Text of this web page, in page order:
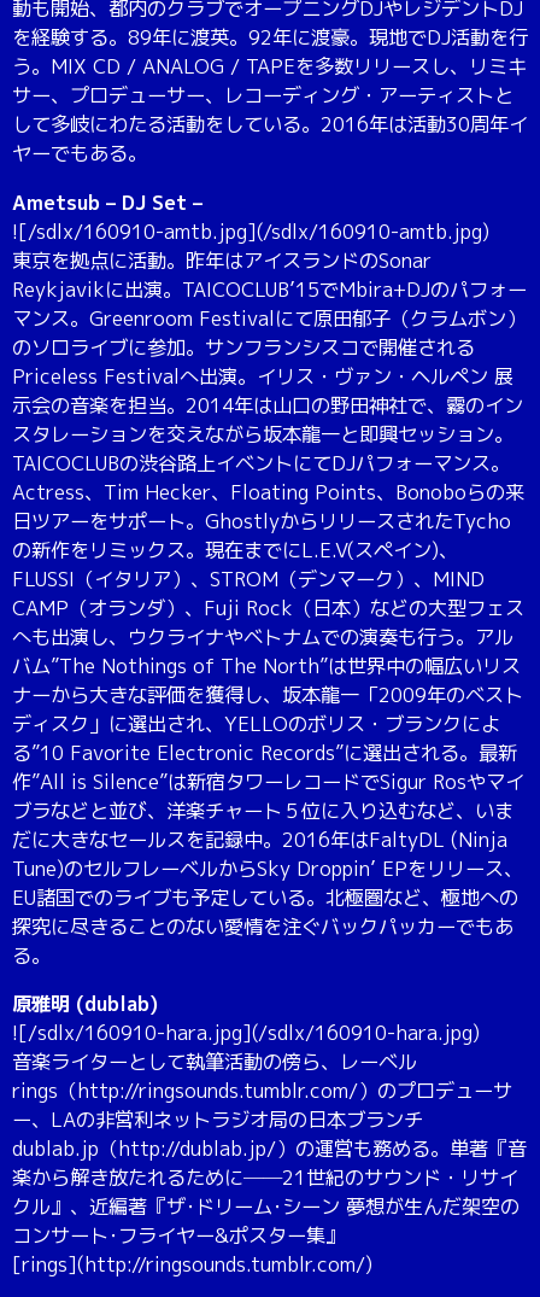
動も開始、都内のクラブでオープニングDJやレジデントDJ
を経験する。89年に渡英。92年に渡豪。現地でDJ活動を行
う。MIX CD / ANALOG / TAPEを多数リリースし、リミキ
サー、プロデューサー、レコーディング・アーティストと
して多岐にわたる活動をしている。2016年は活動30周年イ
ヤーでもある。
Ametsub – DJ Set –
![/sdlx/160910-amtb.jpg](/sdlx/160910-amtb.jpg)
東京を拠点に活動。昨年はアイスランドのSonar
Reykjavikに出演。TAICOCLUB’15でMbira+DJのパフォー
マンス。Greenroom Festivalにて原田郁子（クラムボン）
のソロライブに参加。サンフランシスコで開催される
Priceless Festivalへ出演。イリス・ヴァン・ヘルペン 展
示会の音楽を担当。2014年は山口の野田神社で、霧のイン
スタレーションを交えながら坂本龍一と即興セッション。
TAICOCLUBの渋谷路上イベントにてDJパフォーマンス。
Actress、Tim Hecker、Floating Points、Bonoboらの来
日ツアーをサポート。GhostlyからリリースされたTycho
の新作をリミックス。現在までにL.E.V(スペイン)、
FLUSSI（イタリア）、STROM（デンマーク）、MIND
CAMP（オランダ）、Fuji Rock（日本）などの大型フェス
へも出演し、ウクライナやベトナムでの演奏も行う。アル
バム”The Nothings of The North”は世界中の幅広いリス
ナーから大きな評価を獲得し、坂本龍一「2009年のベスト
ディスク」に選出され、YELLOのボリス・ブランクによ
る”10 Favorite Electronic Records”に選出される。最新
作”All is Silence”は新宿タワーレコードでSigur Rosやマイ
ブラなどと並び、洋楽チャート５位に入り込むなど、いま
だに大きなセールスを記録中。2016年はFaltyDL (Ninja
Tune)のセルフレーベルからSky Droppin’ EPをリリース、
EU諸国でのライブも予定している。北極圏など、極地への
探究に尽きることのない愛情を注ぐバックパッカーでもあ
る。
原雅明 (dublab)
![/sdlx/160910-hara.jpg](/sdlx/160910-hara.jpg)
音楽ライターとして執筆活動の傍ら、レーベル
rings（http://ringsounds.tumblr.com/）のプロデューサ
ー、LAの非営利ネットラジオ局の日本ブランチ
dublab.jp（http://dublab.jp/）の運営も務める。単著『音
楽から解き放たれるために──21世紀のサウンド・リサイ
クル』、近編著『ザ･ドリーム･シーン 夢想が生んだ架空の
コンサート･フライヤー&ポスター集』
[rings](http://ringsounds.tumblr.com/)